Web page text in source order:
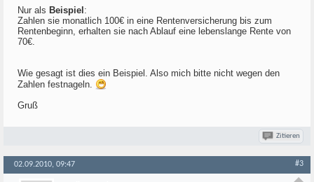
Nur als Beispiel :
Zahlen sie monatlich 100€ in eine Rentenversicherung bis zum
Rentenbeginn, erhalten sie nach Ablauf eine lebenslange Rente von
70€.
Wie gesagt ist dies ein Beispiel. Also mich bitte nicht wegen den
Zahlen festnageln.
Gruß
Zitieren
02.09.2010, 09:47 #3